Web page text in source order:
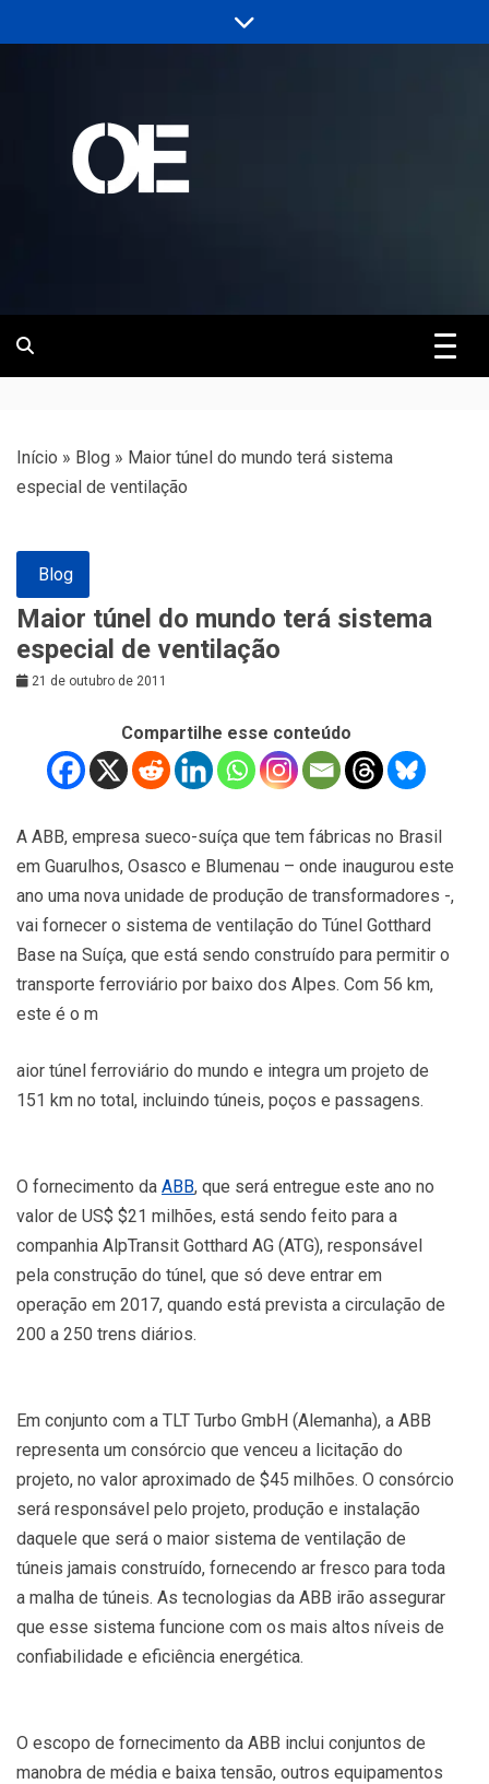
to
Revista | O
Empreiteiro
Início » Blog » Maior túnel do mundo terá sistema
especial de ventilação
Blog
Maior túnel do mundo terá sistema
especial de ventilação
21 de outubro de 2011
Compartilhe esse conteúdo
A ABB, empresa sueco-suíça que tem fábricas no Brasil
em Guarulhos, Osasco e Blumenau – onde inaugurou este
ano uma nova unidade de produção de transformadores -,
vai fornecer o sistema de ventilação do Túnel Gotthard
Base na Suíça, que está sendo construído para permitir o
transporte ferroviário por baixo dos Alpes. Com 56 km,
este é o m
aior túnel ferroviário do mundo e integra um projeto de
151 km no total, incluindo túneis, poços e passagens.
O fornecimento da ABB, que será entregue este ano no
valor de US$ $21 milhões, está sendo feito para a
companhia AlpTransit Gotthard AG (ATG), responsável
pela construção do túnel, que só deve entrar em
operação em 2017, quando está prevista a circulação de
200 a 250 trens diários.
Em conjunto com a TLT Turbo GmbH (Alemanha), a ABB
representa um consórcio que venceu a licitação do
projeto, no valor aproximado de $45 milhões. O consórcio
será responsável pelo projeto, produção e instalação
daquele que será o maior sistema de ventilação de
túneis jamais construído, fornecendo ar fresco para toda
a malha de túneis. As tecnologias da ABB irão assegurar
que esse sistema funcione com os mais altos níveis de
confiabilidade e eficiência energética.
O escopo de fornecimento da ABB inclui conjuntos de
manobra de média e baixa tensão, outros equipamentos